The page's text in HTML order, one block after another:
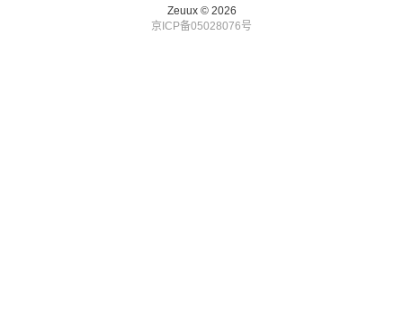
Zeuux © 2026
京ICP备05028076号